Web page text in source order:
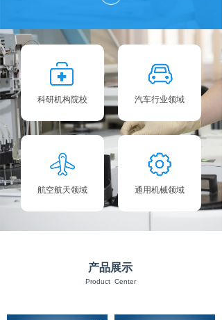
汽车行业领域
科研机构院校
通用机械领域
航空航天领域
产品展示
Product Center